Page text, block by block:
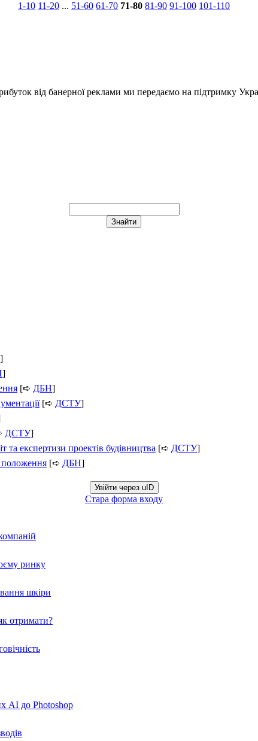
1-10 11-20 ... 51-60 61-70 71-80 81-90 91-100 101-110
від банерної реклами ми передаємо на підтримку
]
]
[➪ ДБН]
[➪ ДСТУ]
ДСТУ]
експертизи проектів будівництва [➪ ДСТУ]
[➪ ДБН]
Увійти через uID
Стара форма входу
ринку
шкіри
отримати?
AI до Photoshop